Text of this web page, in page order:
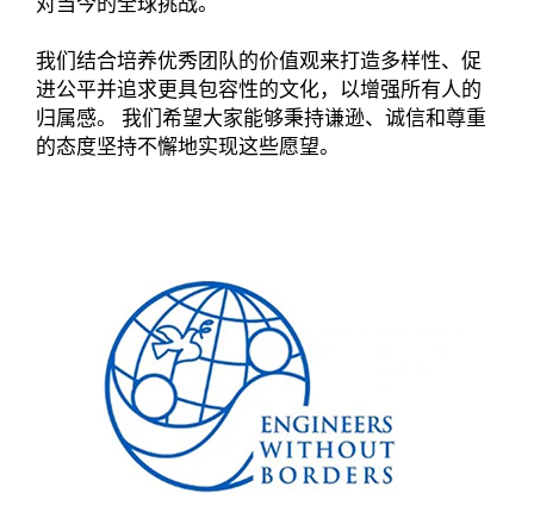
我们结合培养优秀团队的价值观来打造多样性、促
进公平并追求更具包容性的文化，以增强所有人的
归属感。 我们希望大家能够秉持谦逊、诚信和尊重
的态度坚持不懈地实现这些愿望。